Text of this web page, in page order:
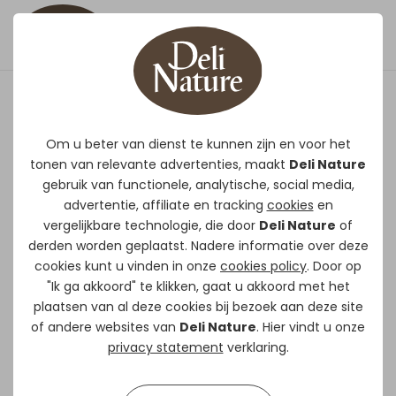
Om u beter van dienst te kunnen zijn en voor het
tonen van relevante advertenties, maakt Deli Nature
gebruik van functionele, analytische, social media,
advertentie, affiliate en tracking cookies en
vergelijkbare technologie, die door Deli Nature of
derden worden geplaatst. Nadere informatie over deze
cookies kunt u vinden in onze cookies policy. Door op
"Ik ga akkoord" te klikken, gaat u akkoord met het
plaatsen van al deze cookies bij bezoek aan deze site
of andere websites van Deli Nature. Hier vindt u onze
privacy statement verklaring.
ChiX Meelwormen
Voedermiddel voor siervogels.
Ware traktatie voor diverse
vogelsoorten.
Hoogwaardige bron van dierlijke
eiwitten.
Gebruiksaanwijzing